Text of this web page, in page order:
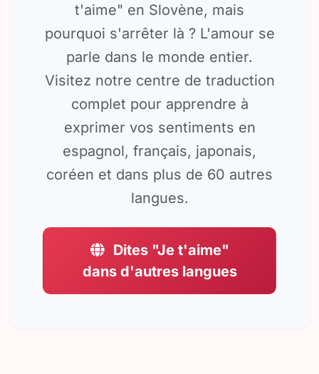
t'aime" en Slovène, mais
pourquoi s'arrêter là ? L'amour se
parle dans le monde entier.
Visitez notre centre de traduction
complet pour apprendre à
exprimer vos sentiments en
espagnol, français, japonais,
coréen et dans plus de 60 autres
langues.
Dites "Je t'aime"
dans d'autres langues